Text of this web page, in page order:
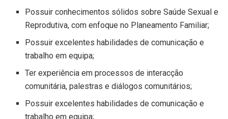
Possuir conhecimentos sólidos sobre Saúde Sexual e
Reprodutiva, com enfoque no Planeamento Familiar;
Possuir excelentes habilidades de comunicação e
trabalho em equipa;
Ter experiência em processos de interacção
comunitária, palestras e diálogos comunitários;
Possuir excelentes habilidades de comunicação e
trabalho em equipa;